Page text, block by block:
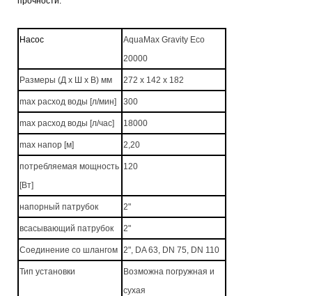
Насос
AquaMax Gravity Eco
20000
Размеры (Д x Ш x В) мм 272 x 142 x 182
max расход воды [л/мин] 300
max расход воды [л/час] 18000
max напор [м] 2,20
потребляемая мощность
[Вт]
120
напорный патрубок 2"
всасывающий патрубок 2"
Соединение со шлангом 2", DA 63, DN 75, DN 110
Тип установки
Возможна погружная и
сухая